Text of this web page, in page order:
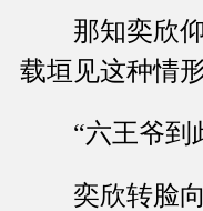
那知奕欣
载垣见这种情
“六王爷到
奕欣转脸